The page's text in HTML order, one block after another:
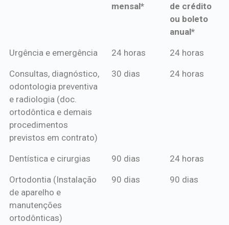
mensal*
de crédito
ou boleto
anual*
*Procedimentos Amil
*Pagamento
mensal*
*Pagamento
de crédito
Urgência e emergência 24 horas 24 horas
Consultas, diagnóstico,
odontologia preventiva
e radiologia (doc.
ortodôntica e demais
procedimentos
previstos em contrato)
30 dias 24 horas
Dentística e cirurgias 90 dias 24 horas
Ortodontia (Instalação
de aparelho e
manutenções
ortodônticas)
90 dias 90 dias